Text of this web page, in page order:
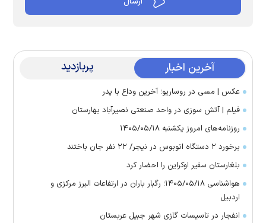
آخرین اخبار پربازدید
عکس | مسی در روساریو؛ آخرین وداع با پدر
فیلم | آتش سوزی در واحد صنعتی نصیرآباد بهارستان
روزنامه‌های امروز یکشنبه ۱۴۰۵/۰۵/۱۸
برخورد ۲ دستگاه اتوبوس در نیجر/ ۲۲ نفر جان باختند
بلغارستان سفیر اوکراین را احضار کرد
هواشناسی ۱۴۰۵/۰۵/۱۸؛ رگبار باران در ارتفاعات البرز مرکزی و
اردبیل
انفجار در تاسیسات گازی شهر جبیل عربستان